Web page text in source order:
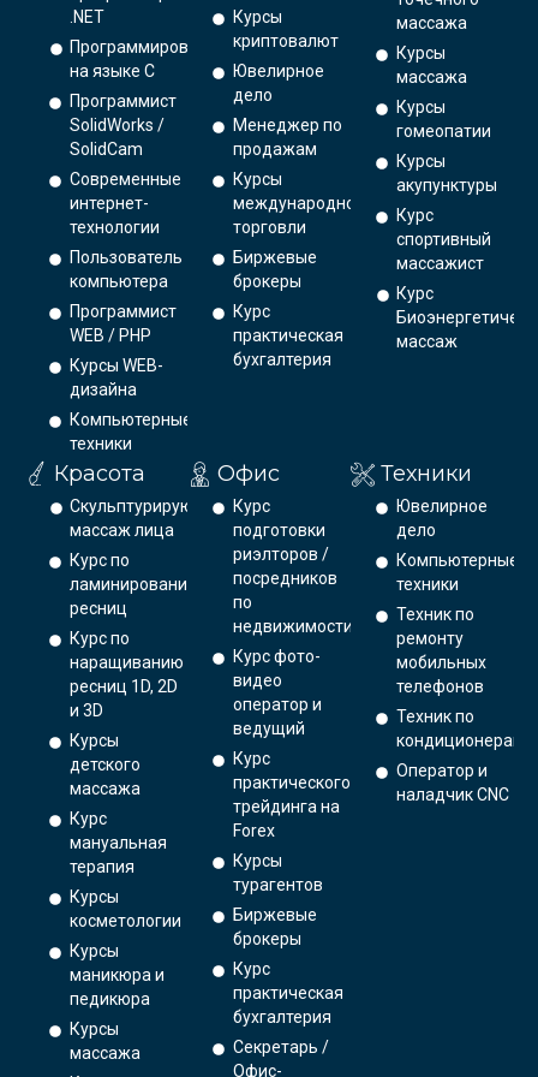
.NET
Программирование
на языке С
Программист
SolidWorks /
SolidCam
Современные
интернет-
технологии
Пользователь
компьютера
Программист
WEB / PHP
Курсы WEB-
дизайна
Компьютерные
техники
Курсы
криптовалют
Ювелирное
дело
Менеджер по
продажам
Курсы
международной
торговли
Биржевые
брокеры
Курс
практическая
бухгалтерия
массажа
Курсы
массажа
Курсы
гомеопатии
Курсы
акупунктуры
Курс
спортивный
массажист
Курс
массаж
Красота
Скульптурирующий
массаж лица
Курс по
ламинированию
ресниц
Курс по
наращиванию
ресниц 1D, 2D
и 3D
Курсы
детского
массажа
Курс
мануальная
терапия
Курсы
косметологии
Курсы
маникюра и
педикюра
Курсы
массажа
Офис
Курс
подготовки
риэлторов /
посредников
по
недвижимости
Курс фото-
видео
оператор и
ведущий
Курс
практического
трейдинга на
Forex
Курсы
турагентов
Биржевые
брокеры
Курс
практическая
бухгалтерия
Секретарь /
Офис-
Техники
Ювелирное
дело
Компьютерные
техники
Техник по
ремонту
мобильных
телефонов
Техник по
кондиционерам
Оператор и
наладчик CNC